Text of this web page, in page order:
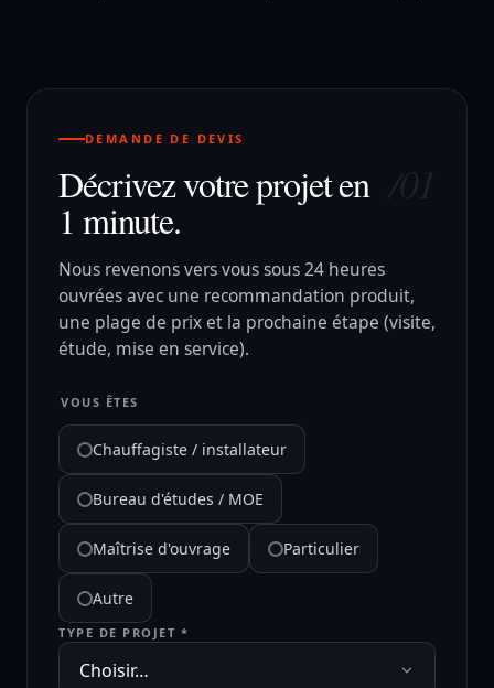
DEMANDE DE DEVIS
Décrivez votre projet en
1 minute.
Nous revenons vers vous sous 24 heures
ouvrées avec une recommandation produit,
une plage de prix et la prochaine étape (visite,
étude, mise en service).
VOUS ÊTES
Chauffagiste / installateur
Bureau d'études / MOE
Maîtrise d'ouvrage Particulier
Autre
TYPE DE PROJET *